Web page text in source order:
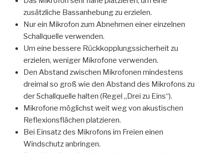
zusätzliche Bassanhebung zu erzielen.
Nur ein Mikrofon zum Abnehmen einer einzelnen
Schallquelle verwenden.
Um eine bessere Rückkopplungssicherheit zu
erzielen, weniger Mikrofone verwenden.
Den Abstand zwischen Mikrofonen mindestens
dreimal so groß wie den Abstand des Mikrofons zu
der Schallquelle halten (Regel „Drei zu Eins“).
Mikrofone möglichst weit weg von akustischen
Reflexionsflächen platzieren.
Bei Einsatz des Mikrofons im Freien einen
Windschutz anbringen.